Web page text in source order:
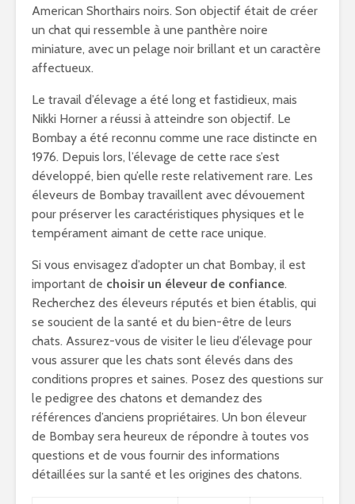
American Shorthairs noirs. Son objectif était de créer
un chat qui ressemble à une panthère noire
miniature, avec un pelage noir brillant et un caractère
affectueux.
Le travail d’élevage a été long et fastidieux, mais
Nikki Horner a réussi à atteindre son objectif. Le
Bombay a été reconnu comme une race distincte en
1976. Depuis lors, l’élevage de cette race s’est
développé, bien qu’elle reste relativement rare. Les
éleveurs de Bombay travaillent avec dévouement
pour préserver les caractéristiques physiques et le
tempérament aimant de cette race unique.
Si vous envisagez d’adopter un chat Bombay, il est
important de choisir un éleveur de confiance.
Recherchez des éleveurs réputés et bien établis, qui
se soucient de la santé et du bien-être de leurs
chats. Assurez-vous de visiter le lieu d’élevage pour
vous assurer que les chats sont élevés dans des
conditions propres et saines. Posez des questions sur
le pedigree des chatons et demandez des
références d’anciens propriétaires. Un bon éleveur
de Bombay sera heureux de répondre à toutes vos
questions et de vous fournir des informations
détaillées sur la santé et les origines des chatons.